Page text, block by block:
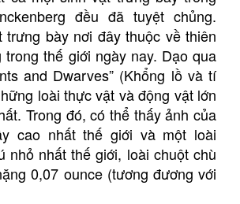
đều đã tuyệt chủng.
trưng bày nơi đây thuộc về thiên
trong thế giới ngày nay. Dạo qua
and Dwarves” (Khổng lồ và tí
loài thực vật và động vật lớn
Trong đó, có thể thấy ảnh của
cao nhất thế giới và một loài
nhỏ nhất thế giới, loài chuột chù
0,07 ounce (tương đương với